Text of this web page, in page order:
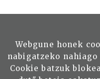
Webgune honek
nabigatzeko
Cookie batzuk